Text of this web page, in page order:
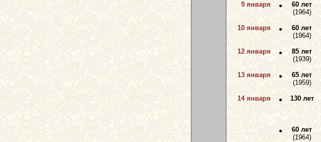
9 января •
60 лет
(1964)
10 января •
60 лет
(1964)
12 января •
85 лет
(1939)
13 января •
65 лет
(1959)
14 января • 130 лет
•
60 лет
(1964)